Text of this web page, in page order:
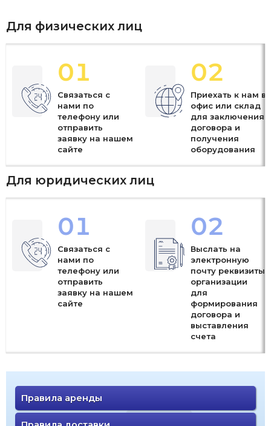
Для физических лиц
01
Связаться с
нами по
телефону или
отправить
заявку на нашем
сайте
02
Приехать к нам в
офис или склад
для заключения
договора и
получения
оборудования
Для юридических лиц
01
Связаться с
нами по
телефону или
отправить
заявку на нашем
сайте
02
Выслать на
электронную
почту реквизиты
организации
для
формирования
договора и
выставления
счета
Правила аренды